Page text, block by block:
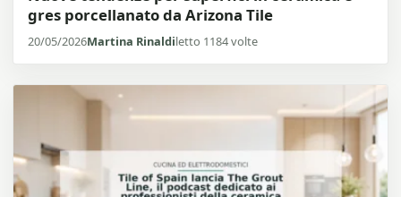
gres porcellanato da Arizona Tile
20/05/2026Martina Rinaldiletto 1184 volte